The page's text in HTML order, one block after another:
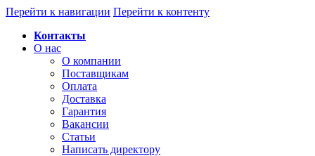
Перейти к навигации Перейти к контенту
Контакты
О нас
О компании
Поставщикам
Оплата
Доставка
Гарантия
Вакансии
Статьи
Написать директору